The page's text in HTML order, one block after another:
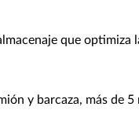
que
y barcaza, más de